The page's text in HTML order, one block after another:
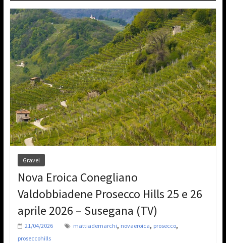
Gravel
Nova Eroica Conegliano
Valdobbiadene Prosecco Hills 25 e 26
aprile 2026 – Susegana (TV)
21/04/2026 mattiademarchi, novaeroica, prosecco,
proseccohills